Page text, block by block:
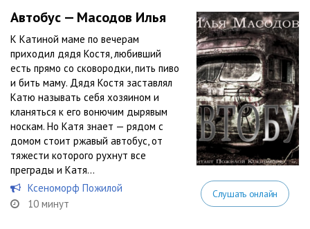
Автобус — Масодов Илья
К Катиной маме по вечерам
приходил дядя Костя, любивший
есть прямо со сковородки, пить пиво
и бить маму. Дядя Костя заставлял
Катю называть себя хозяином и
кланяться к его вонючим дырявым
носкам. Но Катя знает — рядом с
домом стоит ржавый автобус, от
тяжести которого рухнут все
преграды и Катя...
Ксеноморф Пожилой
10 минут
Слушать онлайн